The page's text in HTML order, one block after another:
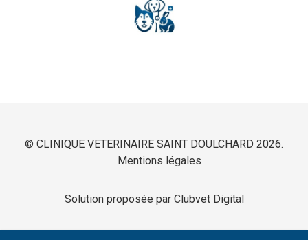
© CLINIQUE VETERINAIRE SAINT DOULCHARD 2026.
Mentions légales
Solution proposée par Clubvet Digital